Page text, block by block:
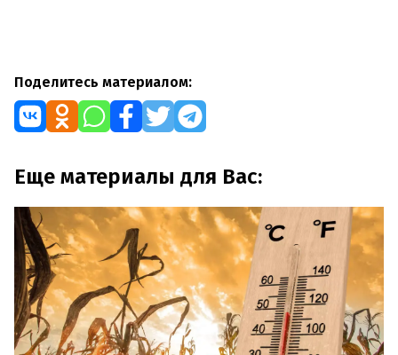
Поделитесь материалом:
Еще материалы для Вас: